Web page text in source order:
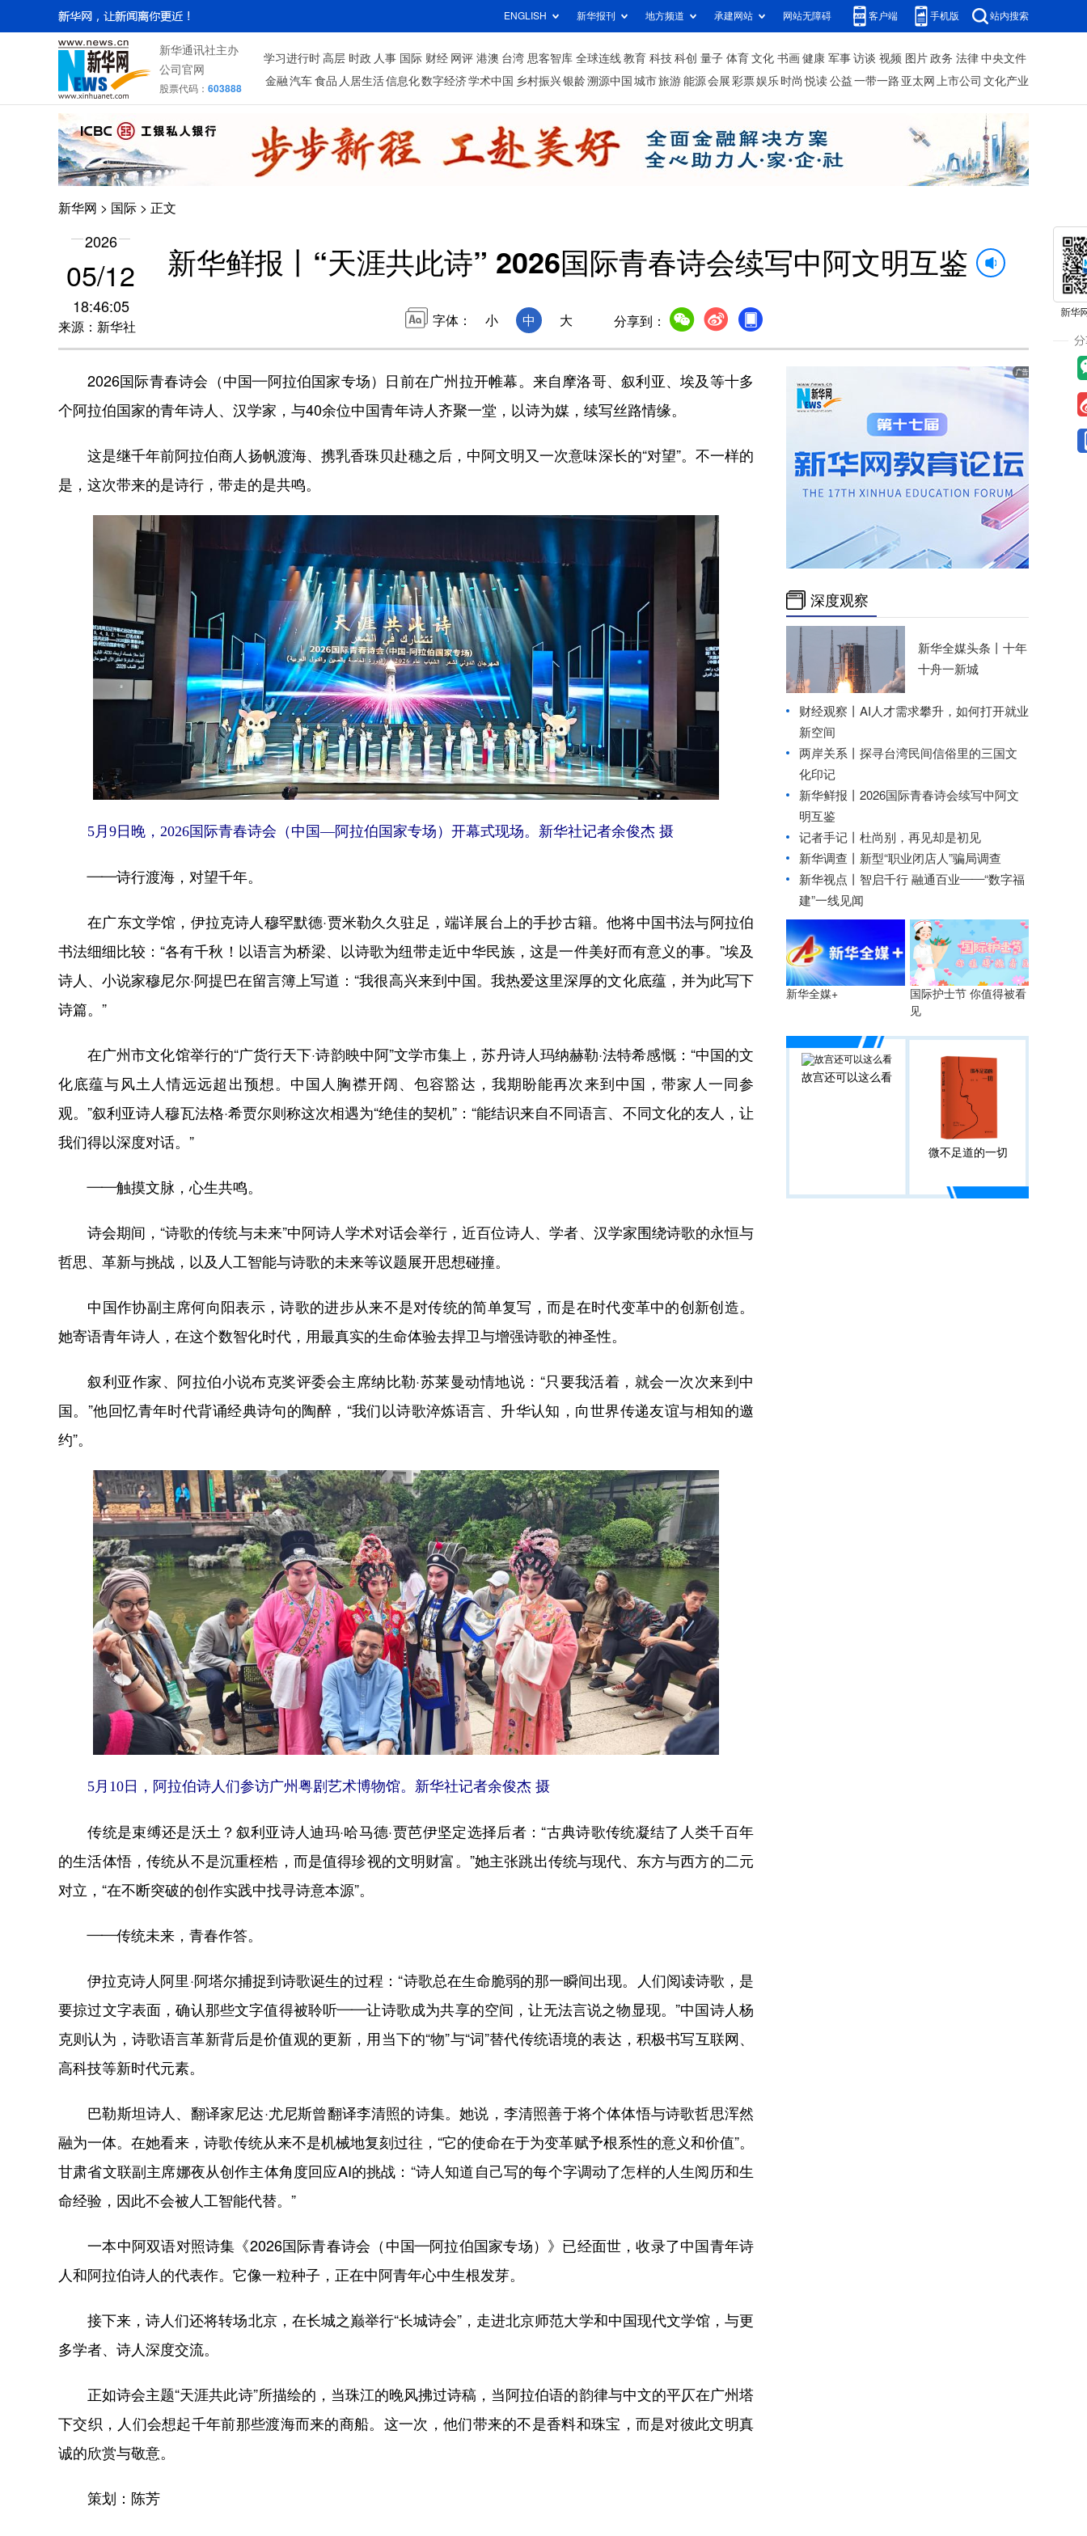
ENGLISH 新华报刊 地方频道 承建网站 网站无障碍 客户端 手机版 站内搜索
新华通讯社主办
公司官网
股票代码： 603888
学习进行时 高层 时政 人事 国际 财经 网评 港澳 台湾 思客智库 全球连线 教育 科技 科创 量子 体育 文化 书画 健康 军事 访谈 视频 图片 政务 法律 中央文件
金融 汽车 食品 人居生活信息化数字经济学术中国 乡村振兴银龄溯源中国 城市旅游 能源 会展 彩票娱乐 时尚 悦读 公益 一带一路 亚太网 上市公司 文化产业
新华网 > 国际 > 正文
2026
05/12
18:46:05
来源：新华社
新华鲜报丨“天涯共此诗” 2026国际青春诗会续写中阿文明互鉴
字体： 小 中 大 分享到：
2026国际青春诗会（中国—阿拉伯国家专场）日前在广州拉开帷幕。来自摩洛哥、叙利亚、埃及等十多
个阿拉伯国家的青年诗人、汉学家，与40余位中国青年诗人齐聚一堂，以诗为媒，续写丝路情缘。
这是继千年前阿拉伯商人扬帆渡海、携乳香珠贝赴穗之后，中阿文明又一次意味深长的“对望”。不一样的
是，这次带来的是诗行，带走的是共鸣。
5月9日晚，2026国际青春诗会（中国—阿拉伯国家专场）开幕式现场。新华社记者余俊杰 摄
——诗行渡海，对望千年。
在广东文学馆，伊拉克诗人穆罕默德·贾米勒久久驻足，端详展台上的手抄古籍。他将中国书法与阿拉伯
书法细细比较：“各有千秋！以语言为桥梁、以诗歌为纽带走近中华民族，这是一件美好而有意义的事。”埃及
诗人、小说家穆尼尔·阿提巴在留言簿上写道：“我很高兴来到中国。我热爱这里深厚的文化底蕴，并为此写下
诗篇。”
在广州市文化馆举行的“广货行天下·诗韵映中阿”文学市集上，苏丹诗人玛纳赫勒·法特希感慨：“中国的文
化底蕴与风土人情远远超出预想。中国人胸襟开阔、包容豁达，我期盼能再次来到中国，带家人一同参
观。”叙利亚诗人穆瓦法格·希贾尔则称这次相遇为“绝佳的契机”：“能结识来自不同语言、不同文化的友人，让
我们得以深度对话。”
——触摸文脉，心生共鸣。
诗会期间，“诗歌的传统与未来”中阿诗人学术对话会举行，近百位诗人、学者、汉学家围绕诗歌的永恒与
哲思、革新与挑战，以及人工智能与诗歌的未来等议题展开思想碰撞。
中国作协副主席何向阳表示，诗歌的进步从来不是对传统的简单复写，而是在时代变革中的创新创造。
她寄语青年诗人，在这个数智化时代，用最真实的生命体验去捍卫与增强诗歌的神圣性。
叙利亚作家、阿拉伯小说布克奖评委会主席纳比勒·苏莱曼动情地说：“只要我活着，就会一次次来到中
国。”他回忆青年时代背诵经典诗句的陶醉，“我们以诗歌淬炼语言、升华认知，向世界传递友谊与相知的邀
约”。
5月10日，阿拉伯诗人们参访广州粤剧艺术博物馆。新华社记者余俊杰 摄
传统是束缚还是沃土？叙利亚诗人迪玛·哈马德·贾芭伊坚定选择后者：“古典诗歌传统凝结了人类千百年
的生活体悟，传统从不是沉重桎梏，而是值得珍视的文明财富。”她主张跳出传统与现代、东方与西方的二元
对立，“在不断突破的创作实践中找寻诗意本源”。
——传统未来，青春作答。
伊拉克诗人阿里·阿塔尔捕捉到诗歌诞生的过程：“诗歌总在生命脆弱的那一瞬间出现。人们阅读诗歌，是
要掠过文字表面，确认那些文字值得被聆听——让诗歌成为共享的空间，让无法言说之物显现。”中国诗人杨
克则认为，诗歌语言革新背后是价值观的更新，用当下的“物”与“词”替代传统语境的表达，积极书写互联网、
高科技等新时代元素。
巴勒斯坦诗人、翻译家尼达·尤尼斯曾翻译李清照的诗集。她说，李清照善于将个体体悟与诗歌哲思浑然
融为一体。在她看来，诗歌传统从来不是机械地复刻过往，“它的使命在于为变革赋予根系性的意义和价值”。
甘肃省文联副主席娜夜从创作主体角度回应AI的挑战：“诗人知道自己写的每个字调动了怎样的人生阅历和生
命经验，因此不会被人工智能代替。”
一本中阿双语对照诗集《2026国际青春诗会（中国—阿拉伯国家专场）》已经面世，收录了中国青年诗
人和阿拉伯诗人的代表作。它像一粒种子，正在中阿青年心中生根发芽。
接下来，诗人们还将转场北京，在长城之巅举行“长城诗会”，走进北京师范大学和中国现代文学馆，与更
多学者、诗人深度交流。
正如诗会主题“天涯共此诗”所描绘的，当珠江的晚风拂过诗稿，当阿拉伯语的韵律与中文的平仄在广州塔
下交织，人们会想起千年前那些渡海而来的商船。这一次，他们带来的不是香料和珠宝，而是对彼此文明真
诚的欣赏与敬意。
策划：陈芳
深度观察
新华全媒头条丨 十年
十舟一新城
财经观察丨 AI人才需求攀升，如何打开就业
新空间
两岸关系丨 探寻台湾民间信俗里的三国文
化印记
新华鲜报丨2026国际青春诗会续写中阿文
明互鉴
记者手记丨杜尚别，再见却是初见
新华调查丨 新型“职业闭店人”骗局调查
新华视点丨 智启千行 融通百业——“数字福
建”一线见闻
新华全媒+
国际护士节 你值得被看
见
故宫还可以这么看
微不足道的一切